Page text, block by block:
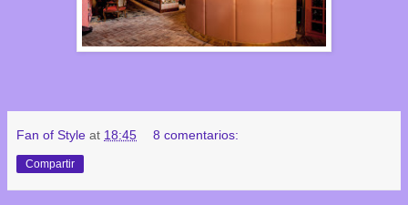
Fan of Style at 18:45 8 comentarios:
Compartir